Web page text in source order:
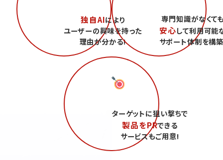
独自AIにより
ユーザーの興味を持った
理由が分かる!
専門知識がなくて
安心して利用可能
サポート体制を構
ターゲットに狙い撃ちで
製品をPRできる
サービスもご用意!